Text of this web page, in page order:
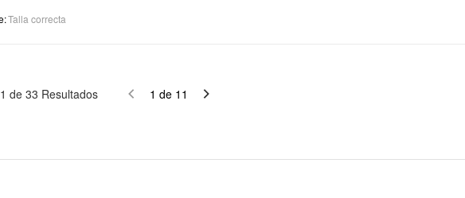
:Talla correcta
de 33 Resultados 1 de 11